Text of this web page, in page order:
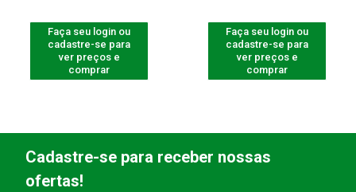
Faça seu login ou
cadastre-se para
ver preços e
comprar
Faça seu login ou
cadastre-se para
ver preços e
comprar
Cadastre-se para receber nossas
ofertas!